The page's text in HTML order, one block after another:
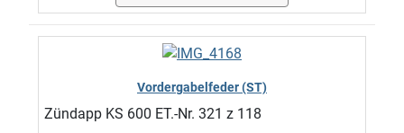
Vordergabelfeder (ST)
Zündapp KS 600 ET.-Nr. 321 z 118